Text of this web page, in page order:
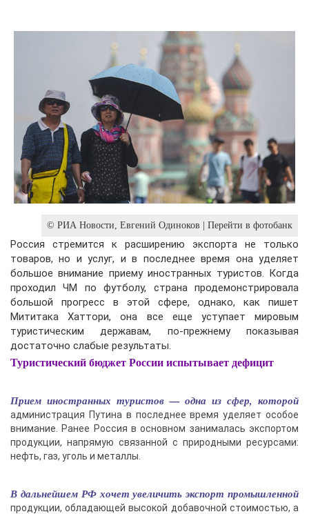
© РИА Новости, Евгений Одиноков | Перейти в фотобанк
Россия стремится к расширению экспорта не только
товаров, но и услуг, и в последнее время она уделяет
большое внимание приему иностранных туристов. Когда
проходил ЧМ по футболу, страна продемонстрировала
большой прогресс в этой сфере, однако, как пишет
Мититака Хаттори, она все еще уступает мировым
туристическим державам, по-прежнему показывая
достаточно слабые результаты.
Туристический бюджет России испытывает дефицит
Прием иностранных туристов — одна из сфер, которой
администрация Путина в последнее время уделяет особое
внимание. Ранее Россия в основном занималась экспортом
продукции, напрямую связанной с природными ресурсами:
нефть, газ, уголь и металлы.
В дальнейшем РФ хочет увеличить экспорт промышленной
продукции, обладающей высокой добавочной стоимостью, а